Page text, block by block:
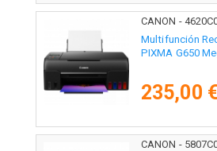
CANON -
Multifunción
PIXMA G650
235,00
CANON -